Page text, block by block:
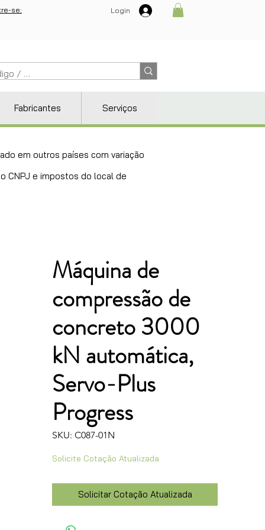
se: Login
Fabricantes Serviços
em outros países com variação
CNPJ e impostos do local de
Máquina de
compressão de
concreto 3000
kN automática,
Servo-Plus
Progress
SKU: C087-01N
Solicite Cotação Atualizada
Solicitar Cotação Atualizada